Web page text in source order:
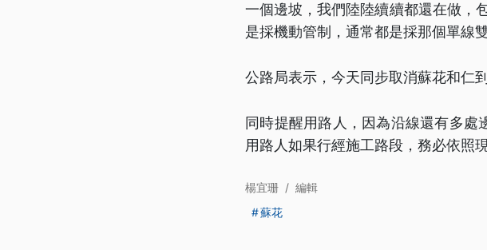
一個邊坡，我們陸陸續續都還在做，
是採機動管制，通常都是採那個單線雙
公路局表示，今天同步取消蘇花和仁
同時提醒用路人，因為沿線還有多處
用路人如果行經施工路段，務必依照
楊宜珊 / 編輯
蘇花